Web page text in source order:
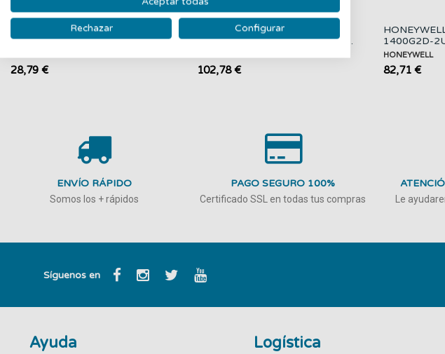
10POS Cajon Portamoneda CP-405
Negro - Caja Deteriorada
28,79 €
HONEYWELL Lector de Codigo
Voyager Xp Curve 1400G / USB...
102,78 €
1400G2D-
USB...
HONEYWELL
82,71 €
ENVÍO RÁPIDO
Somos los + rápidos
PAGO SEGURO 100%
Certificado SSL en todas tus compras Le
Síguenos en
Ayuda Logística
Rechazar Configurar